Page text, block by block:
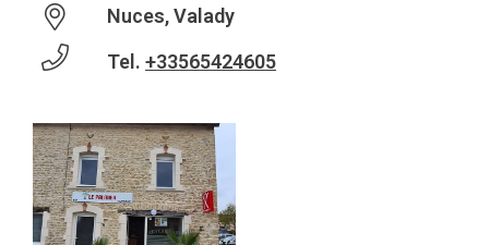
Nuces, Valady
Tel. +33565424605